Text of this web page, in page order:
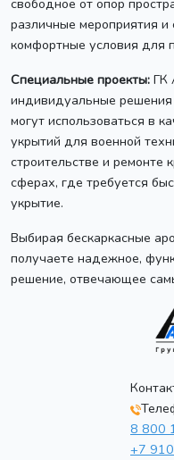
свободное от опор
различные мероприятия и
комфортные условия для
Специальные проекты: ГК
индивидуальные
могут использоваться в
укрытий для военной
строительстве и ремонте
сферах, где требуется
укрытие.
Выбирая бескаркасные
получаете надежное,
решение, отвечающее
8 800
+7